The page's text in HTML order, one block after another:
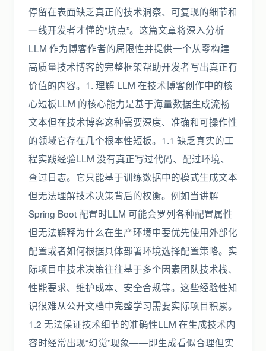
停留在表面缺乏真正的技术洞察、可复现的细节和
一线开发者才懂的“坑点”。这篇文章将深入分析
LLM 作为博客作者的局限性并提供一个从零构建
高质量技术博客的完整框架帮助开发者写出真正有
价值的内容。1. 理解 LLM 在技术博客创作中的核
心短板LLM 的核心能力是基于海量数据生成流畅
文本但在技术博客这种需要深度、准确和可操作性
的领域它存在几个根本性短板。1.1 缺乏真实的工
程实践经验LLM 没有真正写过代码、配过环境、
查过日志。它只能基于训练数据中的模式生成文本
但无法理解技术决策背后的权衡。例如当讲解
Spring Boot 配置时LLM 可能会罗列各种配置属性
但无法解释为什么在生产环境中要优先使用外部化
配置或者如何根据具体部署环境选择配置策略。实
际项目中技术决策往往基于多个因素团队技术栈、
性能要求、维护成本、安全合规等。这些经验性知
识很难从公开文档中完整学习需要实际项目积累。
1.2 无法保证技术细节的准确性LLM 在生成技术内
容时经常出现“幻觉”现象——即生成看似合理但实